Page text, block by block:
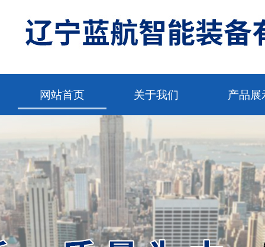
网站首页 关于我们 产品展